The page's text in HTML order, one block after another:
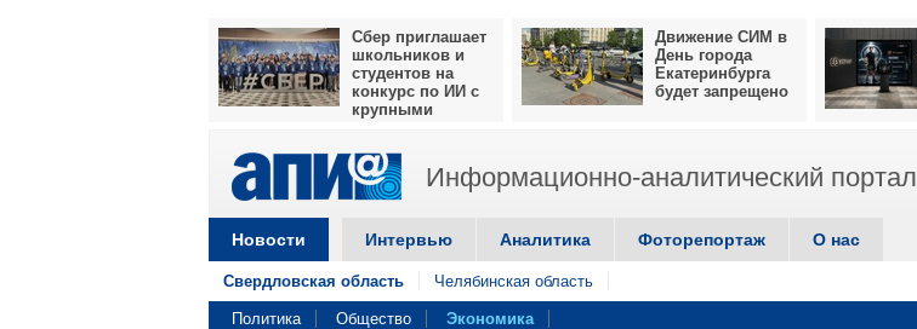
Сбер приглашает
школьников и
студентов на
конкурс по ИИ с
крупными
Движение СИМ в
День города
Екатеринбурга
будет запрещено
Информационно-аналитический портал
Новости Интервью Аналитика Фоторепортаж О нас
Свердловская область Челябинская область
Политика Общество Экономика